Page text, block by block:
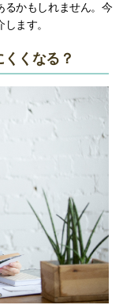
るかもしれません。今
ます。
くなる？